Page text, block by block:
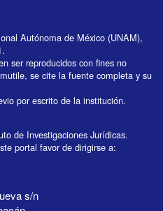
Autónoma de México (UNAM),
ser reproducidos con fines no
se cite la fuente completa y su
por escrito de la institución.
de Investigaciones Jurídicas.
portal favor de dirigirse a:
s/n